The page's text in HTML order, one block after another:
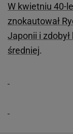
W kwietniu 40-
znokautował
Japonii i
średniej.